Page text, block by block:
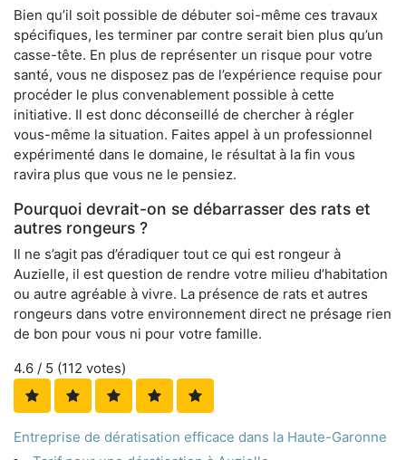
Bien qu’il soit possible de débuter soi-même ces travaux
spécifiques, les terminer par contre serait bien plus qu’un
casse-tête. En plus de représenter un risque pour votre
santé, vous ne disposez pas de l’expérience requise pour
procéder le plus convenablement possible à cette
initiative. Il est donc déconseillé de chercher à régler
vous-même la situation. Faites appel à un professionnel
expérimenté dans le domaine, le résultat à la fin vous
ravira plus que vous ne le pensiez.
Pourquoi devrait-on se débarrasser des rats et
autres rongeurs ?
Il ne s’agit pas d’éradiquer tout ce qui est rongeur à
Auzielle, il est question de rendre votre milieu d’habitation
ou autre agréable à vivre. La présence de rats et autres
rongeurs dans votre environnement direct ne présage rien
de bon pour vous ni pour votre famille.
4.6 / 5 (112 votes)
Entreprise de dératisation efficace dans la Haute-Garonne